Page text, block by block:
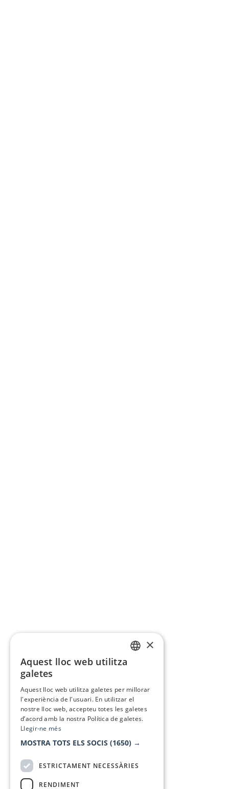
×
Aquest lloc web utilitza
galetes
Aquest lloc web utilitza galetes per millorar
l'experiència de l'usuari. En utilitzar el
nostre lloc web, accepteu totes les galetes
d’acord amb la nostra Política de galetes.
Llegir-ne més
MOSTRA TOTS ELS SOCIS (1650) →
ESTRICTAMENT NECESSÀRIES
RENDIMENT